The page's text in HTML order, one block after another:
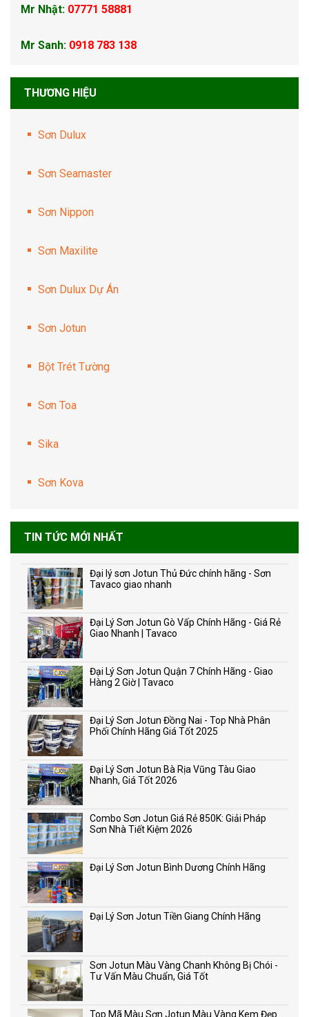
Mr Nhật: 07771 58881
Mr Sanh: 0918 783 138
THƯƠNG HIỆU
Sơn Dulux
Sơn Seamaster
Sơn Nippon
Sơn Maxilite
Sơn Dulux Dự Án
Sơn Jotun
Bột Trét Tường
Sơn Toa
Sika
Sơn Kova
TIN TỨC MỚI NHẤT
Đại lý sơn Jotun Thủ Đức chính hãng - Sơn
Tavaco giao nhanh
Đại Lý Sơn Jotun Gò Vấp Chính Hãng - Giá Rẻ
Giao Nhanh | Tavaco
Đại Lý Sơn Jotun Quận 7 Chính Hãng - Giao
Hàng 2 Giờ | Tavaco
Đại Lý Sơn Jotun Đồng Nai - Top Nhà Phân
Phối Chính Hãng Giá Tốt 2025
Đại Lý Sơn Jotun Bà Rịa Vũng Tàu Giao
Nhanh, Giá Tốt 2026
Combo Sơn Jotun Giá Rẻ 850K: Giải Pháp
Sơn Nhà Tiết Kiệm 2026
Đại Lý Sơn Jotun Bình Dương Chính Hãng
Đại Lý Sơn Jotun Tiền Giang Chính Hãng
Sơn Jotun Màu Vàng Chanh Không Bị Chói -
Tư Vấn Màu Chuẩn, Giá Tốt
Top Mã Màu Sơn Jotun Màu Vàng Kem Đẹp